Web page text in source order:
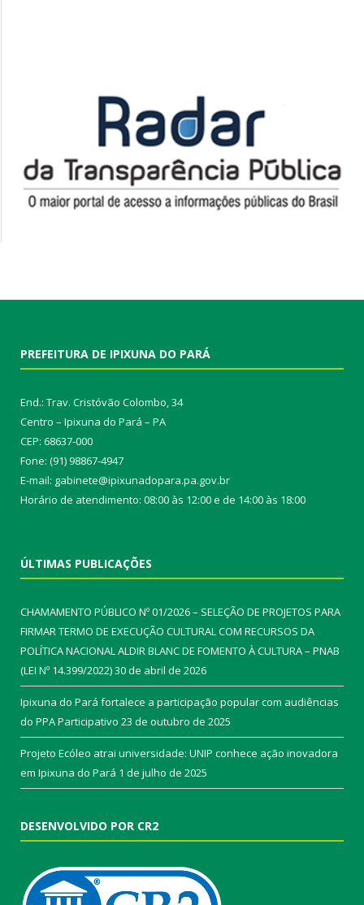
PREFEITURA DE IPIXUNA DO PARÁ
End.: Trav. Cristóvão Colombo, 34
Centro – Ipixuna do Pará – PA
CEP: 68637-000
Fone: (91) 98867-4947
E-mail: gabinete@ipixunadopara.pa.gov.br
Horário de atendimento: 08:00 às 12:00 e de 14:00 às 18:00
ÚLTIMAS PUBLICAÇÕES
CHAMAMENTO PÚBLICO Nº 01/2026 – SELEÇÃO DE PROJETOS PARA
FIRMAR TERMO DE EXECUÇÃO CULTURAL COM RECURSOS DA
POLÍTICA NACIONAL ALDIR BLANC DE FOMENTO À CULTURA – PNAB
(LEI Nº 14.399/2022)30 de abril de 2026
Ipixuna do Pará fortalece a participação popular com audiências
do PPA Participativo 23 de outubro de 2025
Projeto Ecóleo atrai universidade: UNIP conhece ação inovadora
em Ipixuna do Pará 1 de julho de 2025
DESENVOLVIDO POR CR2